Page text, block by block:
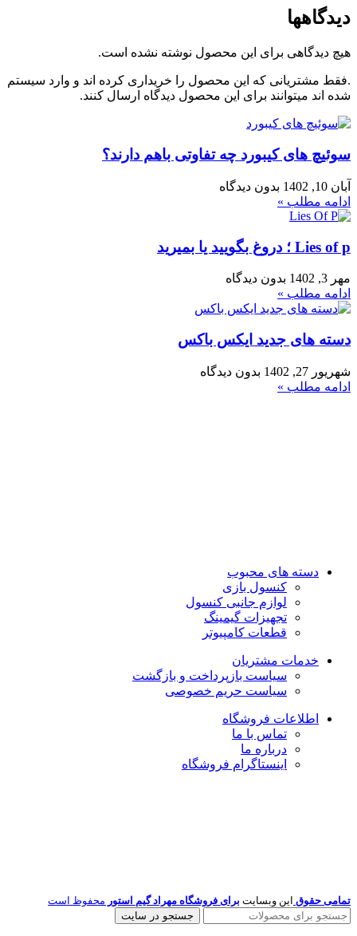
دیدگاهها
هیچ دیدگاهی برای این محصول نوشته نشده است.
.فقط مشتریانی که این محصول را خریداری کرده اند و وارد سیستم
شده اند میتوانند برای این محصول دیدگاه ارسال کنند.
سوئیچ های کیبورد چه تفاوتی باهم دارند؟
آبان 10, 1402
بدون دیدگاه
ادامه مطلب »
Lies of p ؛ دروغ بگویید یا بمیرید
مهر 3, 1402
بدون دیدگاه
ادامه مطلب »
دسته های جدید ایکس باکس
شهریور 27, 1402
بدون دیدگاه
ادامه مطلب »
دسته های محبوب
کنسول بازی
لوازم جانبی کنسول
تجهیزات گیمینگ
قطعات کامپیوتر
خدمات مشتریان
سیاست بازپرداخت و بازگشت
سیاست حریم خصوصی
اطلاعات فروشگاه
تماس با ما
درباره ما
اینستاگرام فروشگاه
تمامی حقوق این وبسایت برای فروشگاه مهراد گیم استور محفوظ است
جستجو در سایت